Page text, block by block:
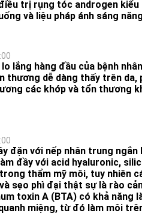
trị rụng tóc androgen
và liệu pháp ánh sáng
lắng hàng đầu của bệnh
thương dễ dàng thấy trên da,
các khớp và tổn thương
đặn với nếp nhân trung
đầy với acid hyaluronic,
thẩm mỹ môi, tuy nhiên
sẹo phì đại thật sự là rào
toxin A (BTA) có khả năng
miệng, từ đó làm môi